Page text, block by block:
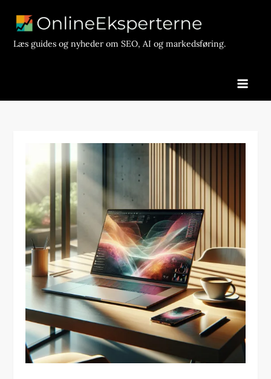
contentLæs guides og nyheder om SEO, AI og markedsføring.